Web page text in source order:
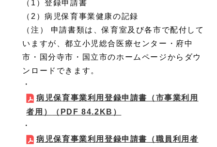
（1）登録申請書
（2）病児保育事業健康の記録
（注） 申請書類は、保育室及び各市で配付して
いますが、都立小児総合医療センター・府中
市・国分寺市・国立市のホームページからダウ
ンロードできます。
・
病児保育事業利用登録申請書（市事業利用
者用）
（PDF 84.2KB）
・
病児保育事業利用登録申請書（職員利用者